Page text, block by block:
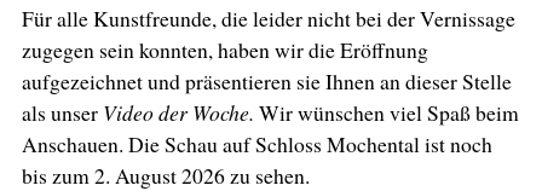
Für alle Kunstfreunde, die leider nicht bei der Vernissage
zugegen sein konnten, haben wir die Eröffnung
aufgezeichnet und präsentieren sie Ihnen an dieser Stelle
als unser Video der Woche. Wir wünschen viel Spaß beim
Anschauen. Die Schau auf Schloss Mochental ist noch
bis zum 2. August 2026 zu sehen.